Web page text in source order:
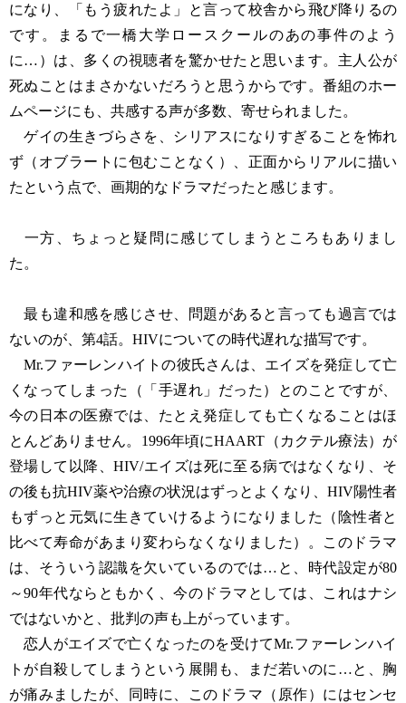
になり、「もう疲れたよ」と言って校舎から飛び降りるの
です。まるで一橋大学ロースクールのあの事件のよう
に…）は、多くの視聴者を驚かせたと思います。主人公が
死ぬことはまさかないだろうと思うからです。番組のホー
ムページにも、共感する声が多数、寄せられました。
ゲイの生きづらさを、シリアスになりすぎることを怖れ
ず（オブラートに包むことなく）、正面からリアルに描い
たという点で、画期的なドラマだったと感じます。
一方、ちょっと疑問に感じてしまうところもありまし
た。
最も違和感を感じさせ、問題があると言っても過言では
ないのが、第4話。HIVについての時代遅れな描写です。
Mr.ファーレンハイトの彼氏さんは、エイズを発症して亡
くなってしまった（「手遅れ」だった）とのことですが、
今の日本の医療では、たとえ発症しても亡くなることはほ
とんどありません。1996年頃にHAART（カクテル療法）が
登場して以降、HIV/エイズは死に至る病ではなくなり、そ
の後も抗HIV薬や治療の状況はずっとよくなり、HIV陽性者
もずっと元気に生きていけるようになりました（陰性者と
比べて寿命があまり変わらなくなりました）。このドラマ
は、そういう認識を欠いているのでは…と、時代設定が80
～90年代ならともかく、今のドラマとしては、これはナシ
ではないかと、批判の声も上がっています。
恋人がエイズで亡くなったのを受けてMr.ファーレンハイ
トが自殺してしまうという展開も、まだ若いのに…と、胸
が痛みましたが、同時に、このドラマ（原作）にはセンセ